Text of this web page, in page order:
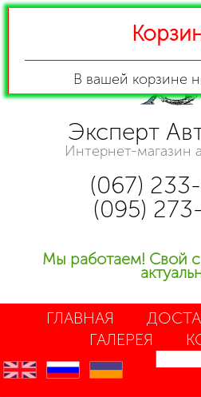
Эксперт
Интернет-магазин
(067)
(095)
Мы работаем! Свой
ГЛАВНАЯ
ГАЛЕРЕЯ
en ru uk
В вашей корзине